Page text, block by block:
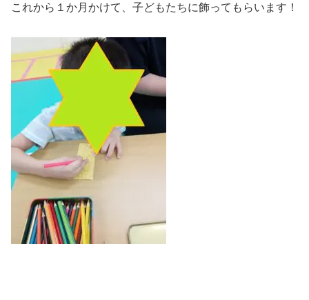
これから１か月かけて、子どもたちに飾ってもらいます！